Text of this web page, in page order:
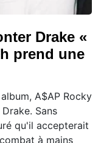
Drake «
prend une
A$AP Rocky
Sans
qu'il accepterait
à mains